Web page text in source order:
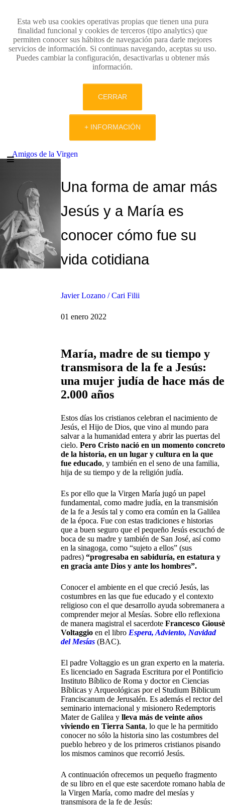
Esta web usa cookies operativas propias que tienen una pura
finalidad funcional y cookies de terceros (tipo analytics) que
permiten conocer sus hábitos de navegación para darle mejores
servicios de información. Si continuas navegando, aceptas su uso.
Puedes cambiar la configuración, desactivarlas u obtener más
información.
CERRAR
+ INFORMACIÓN
Amigos de la Virgen
Una forma de amar más
Jesús y a María es
conocer cómo fue su
vida cotidiana
Javier Lozano / Cari Filii
01 enero 2022
María, madre de su tiempo y
transmisora de la fe a Jesús:
una mujer judía de hace más de
2.000 años
Estos días los cristianos celebran el nacimiento de
Jesús, el Hijo de Dios, que vino al mundo para
salvar a la humanidad entera y abrir las puertas del
cielo. Pero Cristo nació en un momento concreto
de la historia, en un lugar y cultura en la que
fue educado, y también en el seno de una familia,
hija de su tiempo y de la religión judía.
Es por ello que la Virgen María jugó un papel
fundamental, como madre judía, en la transmisión
de la fe a Jesús tal y como era común en la Galilea
de la época. Fue con estas tradiciones e historias
que a buen seguro que el pequeño Jesús escuchó de
boca de su madre y también de San José, así como
en la sinagoga, como “sujeto a ellos” (sus
padres) “progresaba en sabiduría, en estatura y
en gracia ante Dios y ante los hombres”.
Conocer el ambiente en el que creció Jesús, las
costumbres en las que fue educado y el contexto
religioso con el que desarrollo ayuda sobremanera a
comprender mejor al Mesías. Sobre ello reflexiona
de manera magistral el sacerdote Francesco Giousè
Voltaggioen el libro Espera, Adviento, Navidad
del Mesías(BAC).
El padre Voltaggio es un gran experto en la materia.
Es licenciado en Sagrada Escritura por el Pontificio
Instituto Bíblico de Roma y doctor en Ciencias
Bíblicas y Arqueológicas por el Studium Biblicum
Franciscanum de Jerusalén. Es además el rector del
seminario internacional y misionero Redemptoris
Mater de Galilea y lleva más de veinte años
viviendo en Tierra Santa, lo que le ha permitido
conocer no sólo la historia sino las costumbres del
pueblo hebreo y de los primeros cristianos pisando
los mismos caminos que recorrió Jesús.
A continuación ofrecemos un pequeño fragmento
de su libro en el que este sacerdote romano habla de
la Virgen María, como madre del mesías y
transmisora de la fe de Jesús: